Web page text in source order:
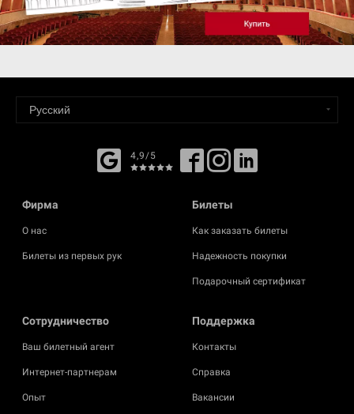
4,9/5
Фирма
О нас
Билеты из первых рук
Билеты
Как заказать билеты
Надежность покупки
Подарочный сертификат
Cотрудничество
Ваш билетный агент
Интернет-партнерам
Опыт
Поддержка
Контакты
Справка
Вакансии